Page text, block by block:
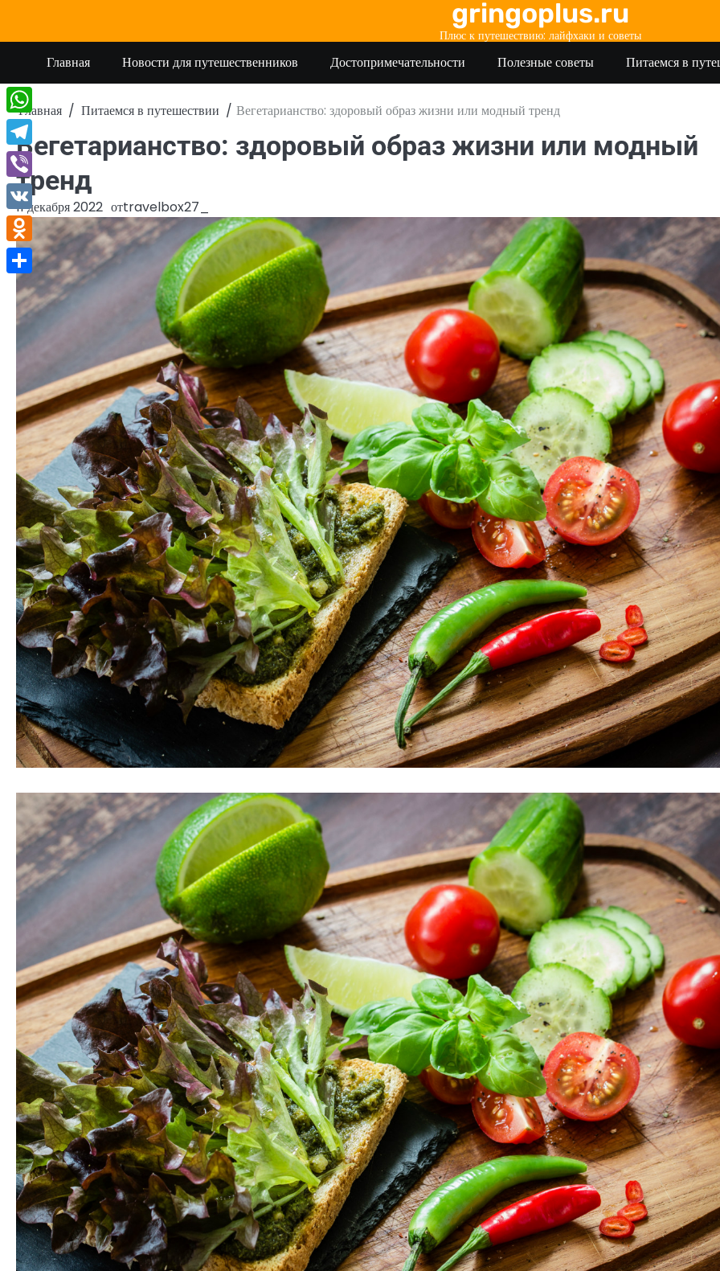
содержимому
gringoplus.ru
Плюс к путешествию: лайфхаки и советы
Главная Новости для путешественников Достопримечательности Полезные советы Питаемся в
Главная Питаемся в путешествии Вегетарианство: здоровый образ жизни или модный тренд
Вегетарианство: здоровый образ жизни или модный
тренд
11 декабря 2022 отtravelbox27_
WhatsApp
Telegram
Viber
VK
Odnoklassniki
Отправить